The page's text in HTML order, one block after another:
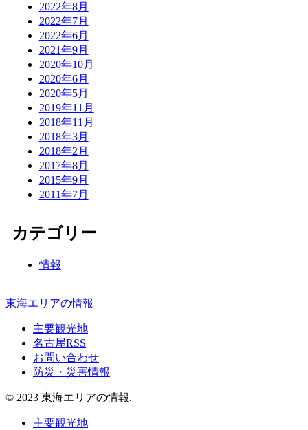
2022年8月
2022年7月
2022年6月
2021年9月
2020年10月
2020年6月
2020年5月
2019年11月
2018年11月
2018年3月
2018年2月
2017年8月
2015年9月
2011年7月
カテゴリー
情報
東海エリアの情報
主要観光地
名古屋RSS
お問い合わせ
防災・災害情報
© 2023 東海エリアの情報.
主要観光地